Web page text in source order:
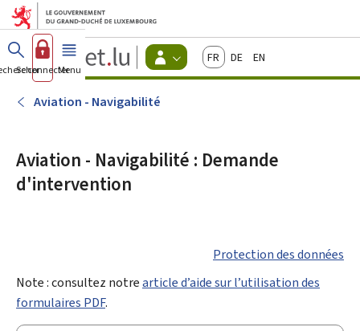
Aller au menu principal
Aller au contenu
Guichet.lu
Changer
d'espace
FrançaisDeutschEnglish
Se connecterMenu principal
Aviation - Navigabilité
Aviation - Navigabilité : Demande
d'intervention
Protection des données
Note : consultez notrearticle d’aide sur l’utilisation des
formulaires PDF.